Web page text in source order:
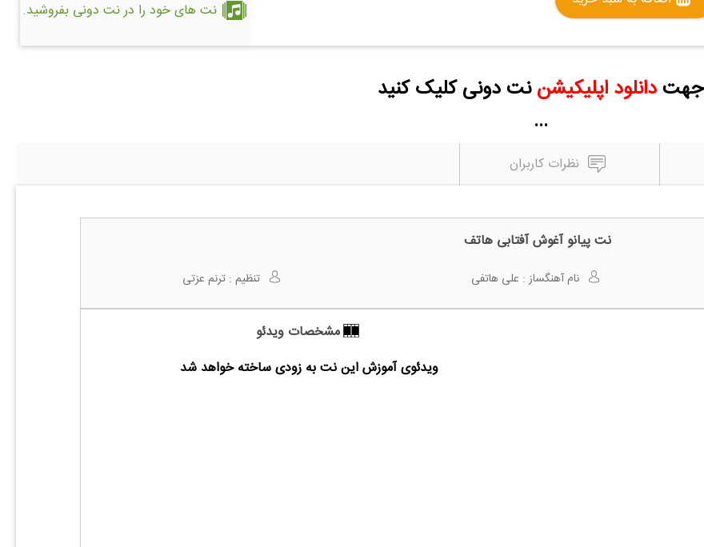
نت های خود را در نت دونی بفروشید.
جهتدانلود اپلیکیشن نت دونی کلیک کنید
...
نظرات کاربران
نت پیانو آغوش آفتابی هاتف
نام آهنگساز : علی هاتفی تنظیم :ترنم عزتی
مشخصات ویدئو
ویدئوی آموزش این نت به زودی ساخته خواهد شد